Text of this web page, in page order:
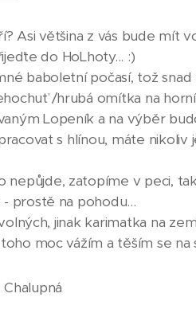
Asi většina z vás bude mít
do HoLhoty... :)
baboletní počasí, tož snad
/hrubá omítka na
Lopeník a na výběr
s hlínou, máte nikoliv
zatopíme v peci,
prostě na pohodu...
jinak karimatka na
moc vážím a těším se na